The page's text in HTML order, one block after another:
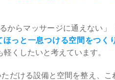
からマッサージに通えない」
ほっと一息つける空間をつく
くしたいと考えています。
だける設備と空間を整え、こ